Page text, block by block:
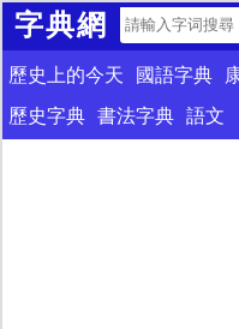
字典網
歷史上的今天 國語字典
歷史字典 書法字典 語文